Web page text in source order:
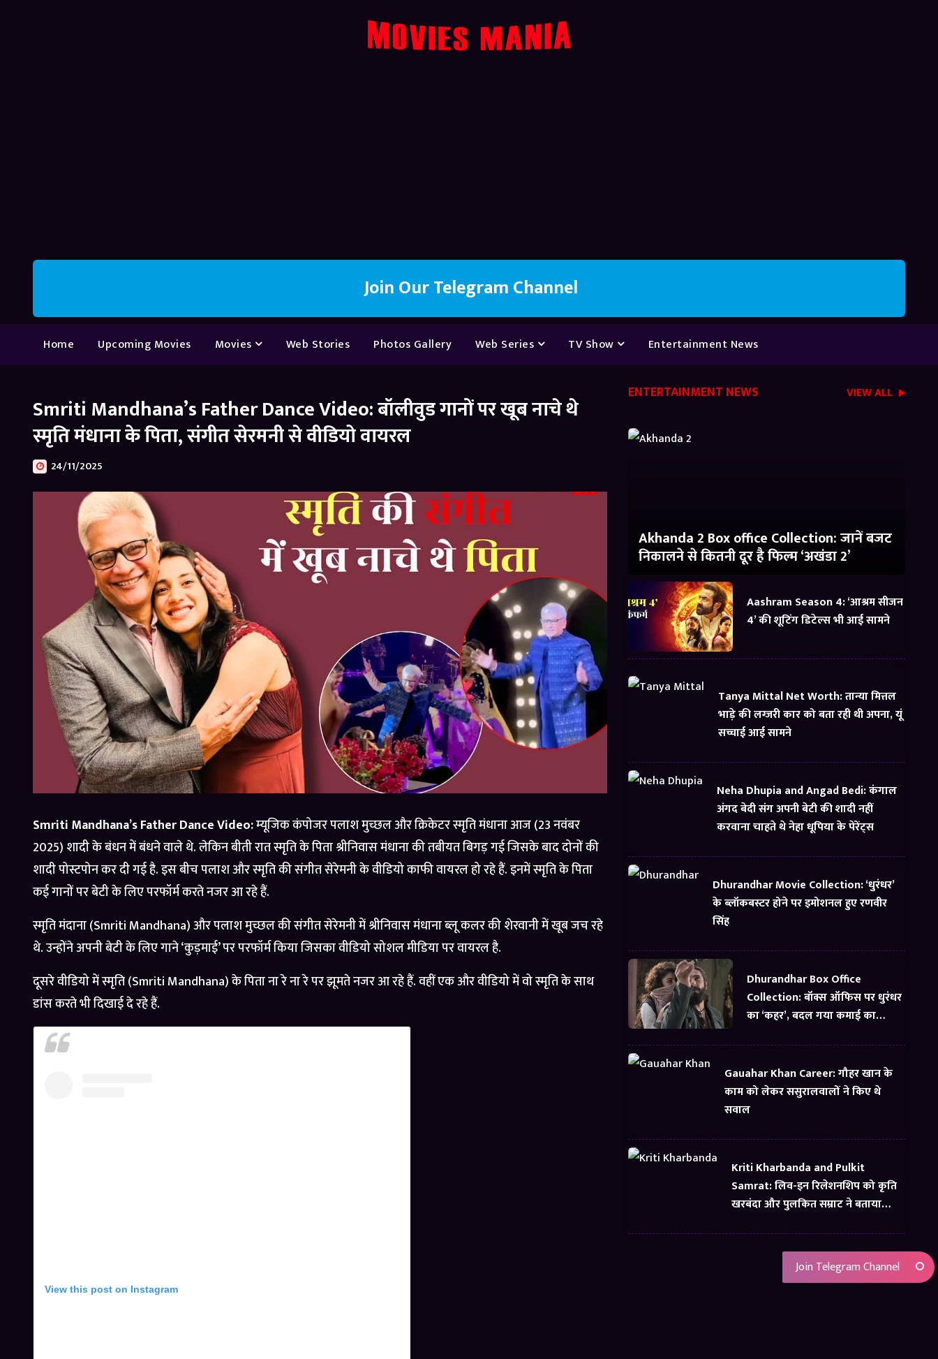
Join Our Telegram Channel
Home Upcoming Movies Movies Web Stories Photos Gallery Web Series TV Show Entertainment News
Smriti Mandhana’s Father Dance Video: बॉलीवुड गानों पर खूब नाचे थे
स्मृति मंधाना के पिता, संगीत सेरमनी से वीडियो वायरल
24/11/2025
Smriti Mandhana’s Father Dance Video:म्यूजिक कंपोजर पलाश मुच्छल और क्रिकेटर स्मृति मंधाना आज (23 नवंबर
2025) शादी के बंधन में बंधने वाले थे. लेकिन बीती रात स्मृति के पिता श्रीनिवास मंधाना की तबीयत बिगड़ गई जिसके बाद दोनों की
शादी पोस्टपोन कर दी गई है. इस बीच पलाश और स्मृति की संगीत सेरेमनी के वीडियो काफी वायरल हो रहे हैं. इनमें स्मृति के पिता
कई गानों पर बेटी के लिए परफॉर्म करते नजर आ रहे हैं.
स्मृति मंदाना (Smriti Mandhana) और पलाश मुच्छल की संगीत सेरेमनी में श्रीनिवास मंधाना ब्लू कलर की शेरवानी में खूब जच रहे
थे. उन्होंने अपनी बेटी के लिए गाने ‘कुड़माई’ पर परफॉर्म किया जिसका वीडियो सोशल मीडिया पर वायरल है.
दूसरे वीडियो में स्मृति (Smriti Mandhana) के पिता ना रे ना रे पर झूमते नजर आ रहे हैं. वहीं एक और वीडियो में वो स्मृति के साथ
डांस करते भी दिखाई दे रहे हैं.
View this post on Instagram
ENTERTAINMENT NEWS VIEW ALL
Akhanda 2 Box office Collection: जानें बजट
निकालने से कितनी दूर है फिल्म ‘अखंडा 2’
Aashram Season 4: ‘आश्रम सीजन
4’ की शूटिंग डिटेल्स भी आई सामने
Tanya Mittal Net Worth: तान्या मित्तल
भाड़े की लग्जरी कार को बता रही थी अपना, यूं
सच्चाई आई सामने
Neha Dhupia and Angad Bedi: कंगाल
अंगद बेदी संग अपनी बेटी की शादी नहीं
करवाना चाहते थे नेहा धूपिया के पेरेंट्स
Dhurandhar Movie Collection: ‘धुरंधर’
के ब्लॉकबस्टर होने पर इमोशनल हुए रणवीर
सिंह
Dhurandhar Box Office
Collection: बॉक्स ऑफिस पर धुरंधर
का ‘कहर’, बदल गया कमाई का
Gauahar Khan Career: गौहर खान के
काम को लेकर ससुरालवालों ने किए थे
सवाल
Kriti Kharbanda and Pulkit
Samrat: लिव-इन रिलेशनशिप को कृति
खरबंदा और पुलकित सम्राट ने बताया
Join Telegram Channel